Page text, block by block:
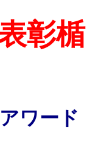
彰
ワード